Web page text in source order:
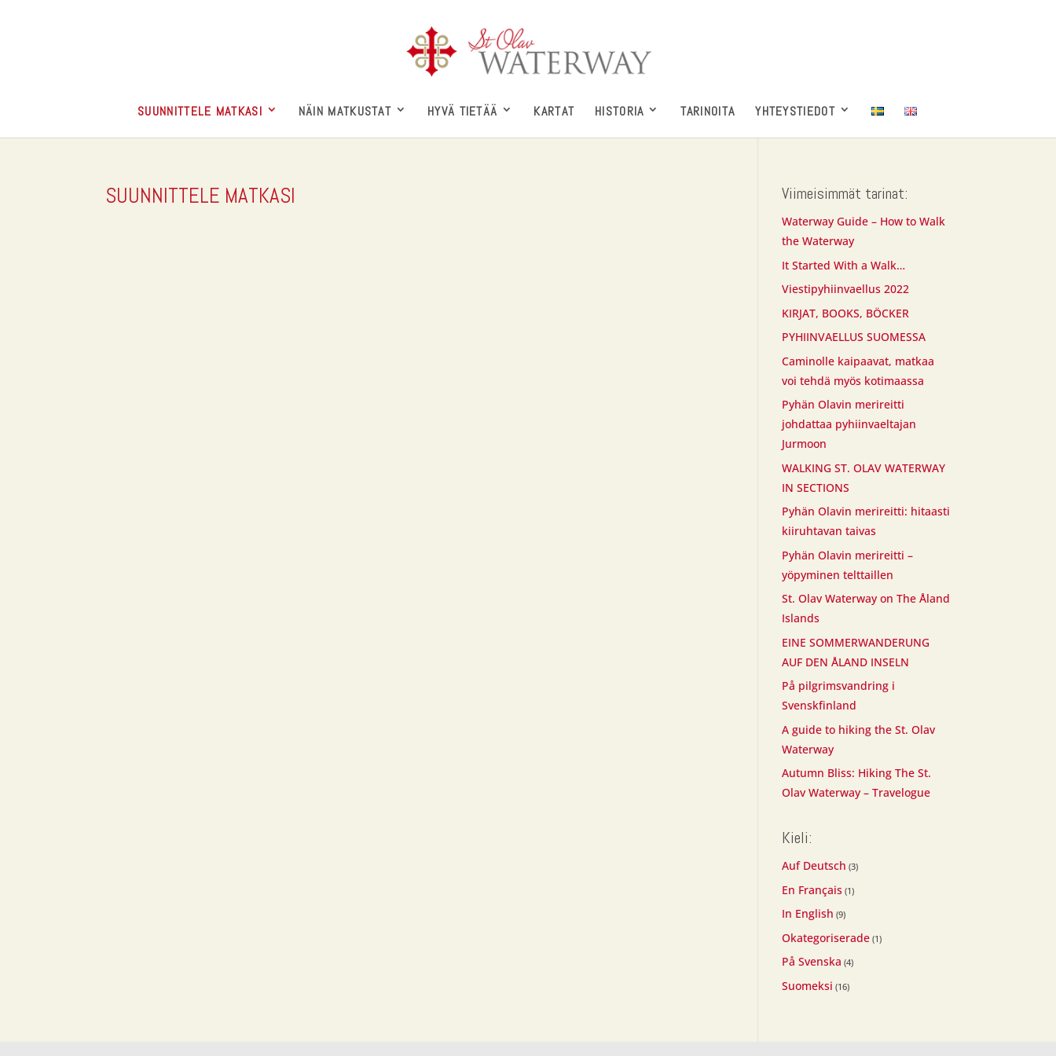
SUUNNITTELE MATKASI NÄIN MATKUSTAT HYVÄ TIETÄÄ KARTAT HISTORIA TARINOITA YHTEYSTIEDOT
SUUNNITTELE MATKASI Viimeisimmät tarinat:
Waterway Guide – How to Walk
the Waterway
It Started With a Walk…
Viestipyhiinvaellus 2022
KIRJAT, BOOKS, BÖCKER
PYHIINVAELLUS SUOMESSA
Caminolle kaipaavat, matkaa
voi tehdä myös kotimaassa
Pyhän Olavin merireitti
johdattaa pyhiinvaeltajan
Jurmoon
WALKING ST. OLAV WATERWAY
IN SECTIONS
Pyhän Olavin merireitti: hitaasti
kiiruhtavan taivas
Pyhän Olavin merireitti –
yöpyminen telttaillen
St. Olav Waterway on The Åland
Islands
EINE SOMMERWANDERUNG
AUF DEN ÅLAND INSELN
På pilgrimsvandring i
Svenskfinland
A guide to hiking the St. Olav
Waterway
Autumn Bliss: Hiking The St.
Olav Waterway – Travelogue
Kieli:
Auf Deutsch (3)
En Français(1)
In English (9)
Okategoriserade(1)
På Svenska (4)
Suomeksi (16)